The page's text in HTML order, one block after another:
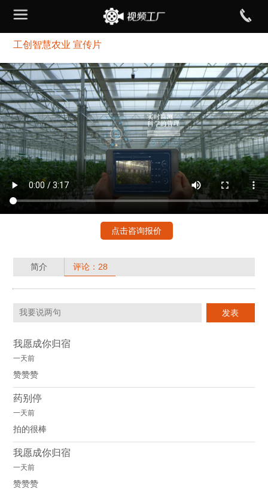
工创智慧农业 宣传片
点击咨询报价
简介 评论：28
我愿成你归宿
一天前
赞赞赞
药别停
一天前
拍的很棒
我愿成你归宿
一天前
赞赞赞